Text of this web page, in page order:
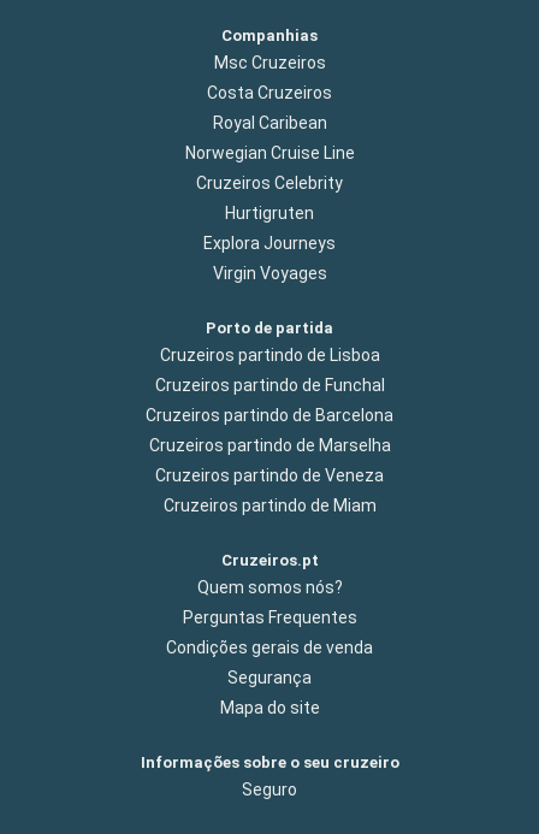
Companhias
Msc Cruzeiros
Costa Cruzeiros
Royal Caribean
Norwegian Cruise Line
Cruzeiros Celebrity
Hurtigruten
Explora Journeys
Virgin Voyages
Porto de partida
Cruzeiros partindo de Lisboa
Cruzeiros partindo de Funchal
Cruzeiros partindo de Barcelona
Cruzeiros partindo de Marselha
Cruzeiros partindo de Veneza
Cruzeiros partindo de Miam
Cruzeiros.pt
Quem somos nós?
Perguntas Frequentes
Condições gerais de venda
Segurança
Mapa do site
Informações sobre o seu cruzeiro
Seguro